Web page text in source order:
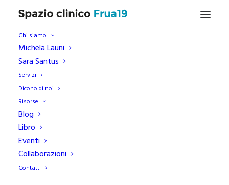
Chi siamo
Michela Launi
Sara Santus
Servizi
Dicono di noi
Risorse
Blog
Libro
Eventi
Collaborazioni
Contatti
Racconti